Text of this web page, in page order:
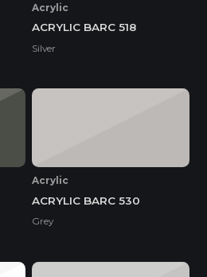
Acrylic
ACRYLIC BARC 518
Silver
Acrylic
ACRYLIC BARC 530
Grey